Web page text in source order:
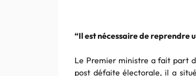
“Il est nécessaire de reprendre
Le Premier ministre a fait part
post défaite électorale, il a